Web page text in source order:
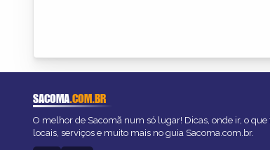
SACOMA.COM.BR
O melhor de Sacomã num só lugar! Dicas, onde ir, o que
locais, serviços e muito mais no guia Sacoma.com.br.